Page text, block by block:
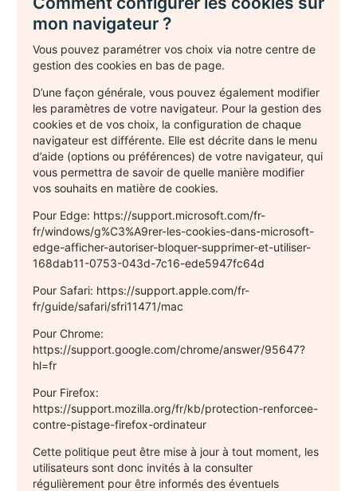
mon navigateur ?
Vous pouvez paramétrer vos choix via notre centre de
gestion des cookies en bas de page.
D’une façon générale, vous pouvez également modifier
les paramètres de votre navigateur. Pour la gestion des
cookies et de vos choix, la configuration de chaque
navigateur est différente. Elle est décrite dans le menu
d’aide (options ou préférences) de votre navigateur, qui
vous permettra de savoir de quelle manière modifier
vos souhaits en matière de cookies.
Pour Edge: https://support.microsoft.com/fr-
fr/windows/g%C3%A9rer-les-cookies-dans-microsoft-
edge-afficher-autoriser-bloquer-supprimer-et-utiliser-
168dab11-0753-043d-7c16-ede5947fc64d
Pour Safari: https://support.apple.com/fr-
fr/guide/safari/sfri11471/mac
Pour Chrome:
https://support.google.com/chrome/answer/95647?
hl=fr
Pour Firefox:
https://support.mozilla.org/fr/kb/protection-renforcee-
contre-pistage-firefox-ordinateur
Cette politique peut être mise à jour à tout moment, les
utilisateurs sont donc invités à la consulter
régulièrement pour être informés des éventuels